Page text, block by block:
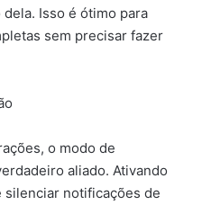
Isso é ótimo para
sem precisar fazer
o modo de
aliado. Ativando
silenciar notificações de